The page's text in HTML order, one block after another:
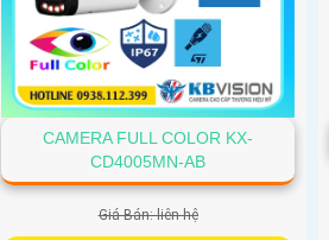
CAMERA FULL COLOR KX-
CD4005MN-AB
Giá Bán: liên hệ